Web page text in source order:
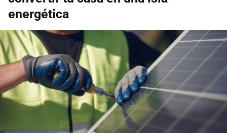
energética